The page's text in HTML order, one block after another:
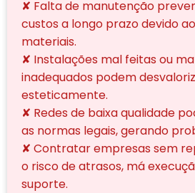
✘ Falta de manutenção
custos a longo prazo devido
materiais.
✘ Instalações mal feitas ou
inadequados podem
esteticamente.
✘ Redes de baixa qualidade
as normas legais, gerando
✘ Contratar empresas sem
o risco de atrasos, má
suporte.